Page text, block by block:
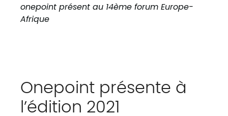
onepoint présent au 14ème forum Europe-
Afrique
Onepoint présente à
l’édition 2021